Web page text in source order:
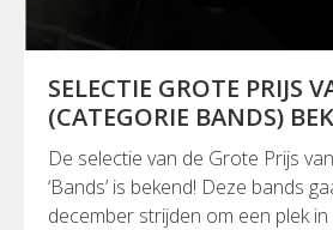
SELECTIE GROTE PRIJS
(CATEGORIE BANDS)
De selectie van de Grote Prijs
‘Bands’ is bekend! Deze bands
december strijden om een plek